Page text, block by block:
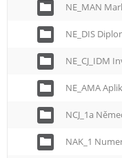
NE_MAN
NE_DIS
NE_CJ_IDM
NE_AMA
NCJ_1a
NAK_1